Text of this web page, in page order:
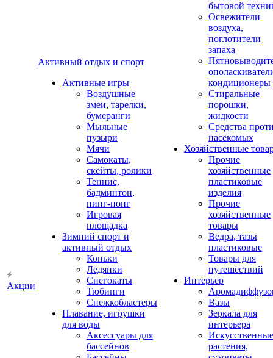
Акции
Активный отдых и спорт
Активные игры
Воздушные
змеи, тарелки,
бумеранги
Мыльные
пузыри
Мячи
Самокаты,
скейты, ролики
Теннис,
бадминтон,
пинг-понг
Игровая
площадка
Зимний спорт и
активный отдых
Коньки
Ледянки
Снегокаты
Тюбинги
Снежкобластеры
Плавание, игрушки
для воды
Аксессуары для
бассейнов
бытовой
Освежители
воздуха,
поглотители
запаха
кондиционеры
Стиральные
порошки,
жидкости
Средства
насекомых
Хозяйственные
Прочие
хозяйственные
пластиковые
изделия
Прочие
хозяйственные
товары
Ведра, тазы
пластиковые
Товары для
путешествий
Интерьер
Вазы
Зеркала для
интерьера
Искусственные
растения,